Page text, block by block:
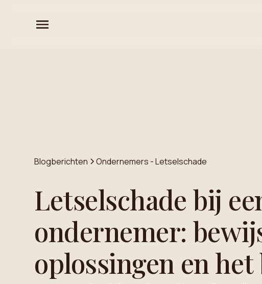
Blogberichten Ondernemers - Letselschade
Letselschade bij
ondernemer:
oplossingen en het